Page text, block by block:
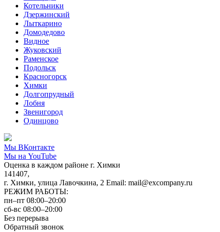
Котельники
Дзержинский
Лыткарино
Домодедово
Видное
Жуковский
Раменское
Подольск
Красногорск
Химки
Долгопрудный
Лобня
Звенигород
Одинцово
Мы ВКонтакте
Мы на YouTube
Оценка в каждом районе г. Химки
141407,
г. Химки, улица Лавочкина, 2 Email: mail@excompany.ru
РЕЖИМ РАБОТЫ:
пн–пт 08:00–20:00
сб-вс 08:00–20:00
Без перерыва
Обратный звонок